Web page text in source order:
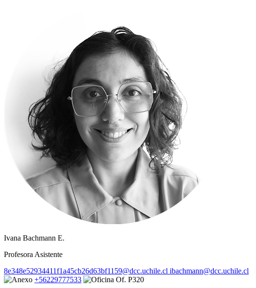
Ivana Bachmann E.
Profesora Asistente
8e348e52934411f1a45cb26d63bf1159@dcc.uchile.cl ibachmann@dcc.uchile.cl
+56229777533
Of. P320